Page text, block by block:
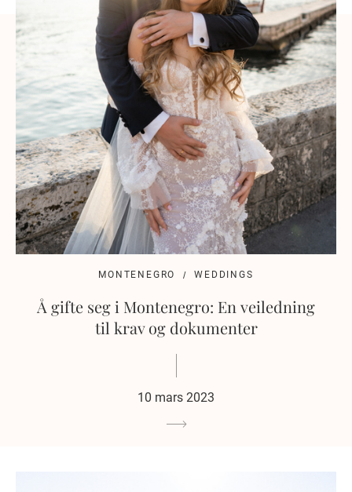
MONTENEGRO WEDDINGS
Å gifte seg i Montenegro: En veiledning
til krav og dokumenter
10 mars 2023